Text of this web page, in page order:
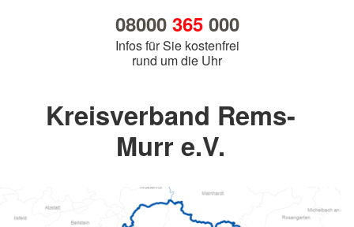
08000 365000
Infos für Sie kostenfrei
rund um die Uhr
Kreisverband Rems-
Murr e.V.